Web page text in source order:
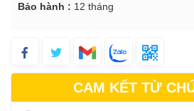
Bảo hành : 12 tháng
CAM KẾT TỪ